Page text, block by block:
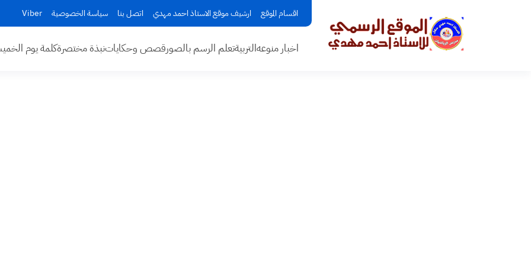
اقسام الموقع ارشيف موقع الاستاذ احمد مهدي اتصل بنا سياسة الخصوصية Viber
اخبار منوعهالتربيةتعلم الرسم بالصورقصص وحكاياتنبذة مختصرةكلمة يوم